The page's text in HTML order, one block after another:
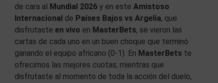
de cara al Mundial 2026 y en este Amistoso
Internacional de Países Bajos vs Argelia, que
disfrutaste en vivo en MasterBets, se vieron las
cartas de cada uno en un buen choque que terminó
ganando el equipo africano (0-1). En MasterBets te
ofrecimos las mejores cuotas; mientras que
disfrutaste al momento de toda la acción del duelo,